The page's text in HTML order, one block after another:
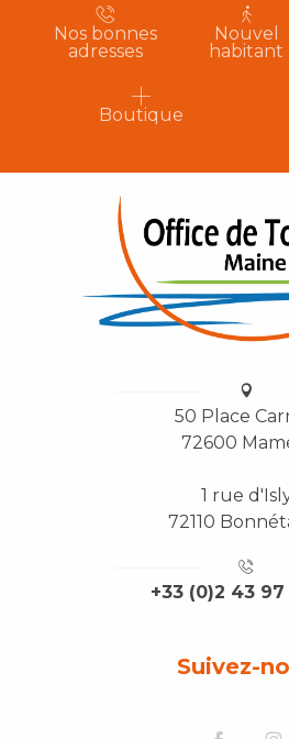
Nos bonnes
adresses
Nouvel
habitant
Boutique
50 Place
72600
1 rue
72110
+33 (0)2 43
Suivez-